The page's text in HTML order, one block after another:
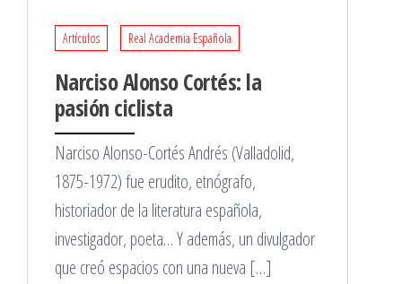
Artículos Real Academia Española
Narciso Alonso Cortés: la
pasión ciclista
Narciso Alonso-Cortés Andrés (Valladolid,
1875-1972) fue erudito, etnógrafo,
historiador de la literatura española,
investigador, poeta… Y además, un divulgador
que creó espacios con una nueva […]